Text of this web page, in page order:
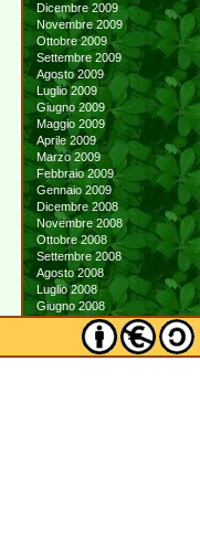
Dicembre 2009
Novembre 2009
Ottobre 2009
Settembre 2009
Agosto 2009
Luglio 2009
Giugno 2009
Maggio 2009
Aprile 2009
Marzo 2009
Febbraio 2009
Gennaio 2009
Dicembre 2008
Novembre 2008
Ottobre 2008
Settembre 2008
Agosto 2008
Luglio 2008
Giugno 2008
Maggio 2008
Aprile 2008
Marzo 2008